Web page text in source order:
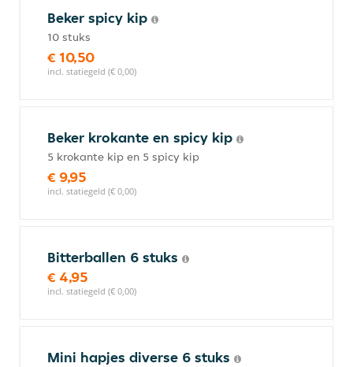
Beker spicy kip
10 stuks
€ 10,50
incl. statiegeld (€ 0,00)
Beker krokante en spicy kip
5 krokante kip en 5 spicy kip
€ 9,95
incl. statiegeld (€ 0,00)
Bitterballen 6 stuks
€ 4,95
incl. statiegeld (€ 0,00)
Mini hapjes diverse 6 stuks